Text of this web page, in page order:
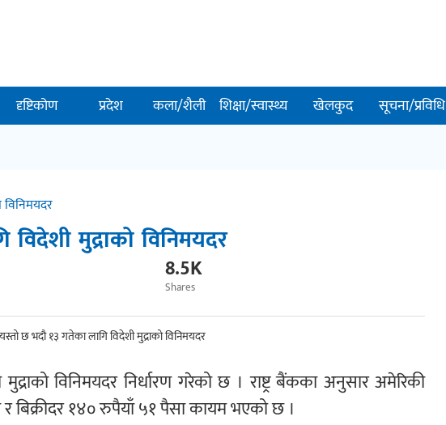
दृष्टिकोण प्रदेश कला/शैली शिक्षा/स्वास्थ्य खेलकुद सूचना/प्रविधि
विनिमयदर
मुद्राको विनिमयदर
8.5K
Shares
विनिमयदर निर्धारण गरेको छ । राष्ट्र बैंकका अनुसार अमेरिकी
बिक्रीदर १४० रुपैयाँ ५१ पैसा कायम भएको छ ।